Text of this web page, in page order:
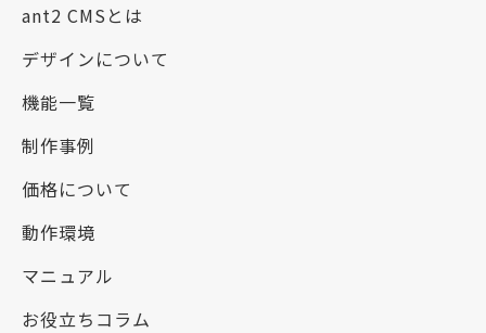
ant2 CMSとは
デザインについて
機能一覧
制作事例
価格について
動作環境
マニュアル
お役立ちコラム